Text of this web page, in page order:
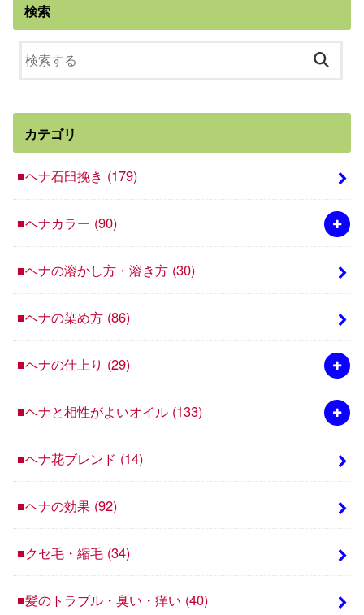
検索
カテゴリ
■ヘナ石臼挽き (179)
■ヘナカラー (90)
■ヘナの溶かし方・溶き方 (30)
■ヘナの染め方 (86)
■ヘナの仕上り (29)
■ヘナと相性がよいオイル (133)
■ヘナ花ブレンド (14)
■ヘナの効果 (92)
■クセ毛・縮毛 (34)
■髪のトラブル・臭い・痒い (40)